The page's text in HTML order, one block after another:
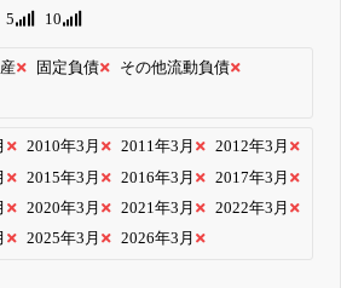
5 10
固定負債
その他流動負債
2010年3月 2011年3月
2012年3月
2015年3月 2016年3月
2017年3月
2020年3月 2021年3月
2022年3月
2025年3月 2026年3月